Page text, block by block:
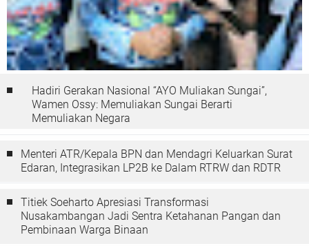
Hadiri Gerakan Nasional “AYO Muliakan Sungai”,
Wamen Ossy: Memuliakan Sungai Berarti
Memuliakan Negara
Menteri ATR/Kepala BPN dan Mendagri Keluarkan Surat
Edaran, Integrasikan LP2B ke Dalam RTRW dan RDTR
Titiek Soeharto Apresiasi Transformasi
Nusakambangan Jadi Sentra Ketahanan Pangan dan
Pembinaan Warga Binaan